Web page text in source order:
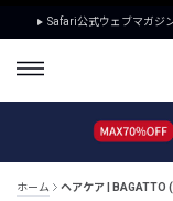
Safari公式ウェブマガジ
ホーム ヘアケア | BAGATTO